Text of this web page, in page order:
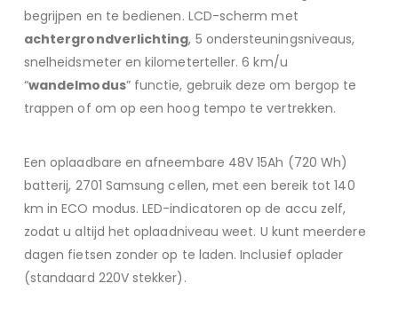
begrijpen en te bedienen. LCD-scherm met
achtergrondverlichting, 5 ondersteuningsniveaus,
snelheidsmeter en kilometerteller. 6 km/u
“wandelmodus” functie, gebruik deze om bergop te
trappen of om op een hoog tempo te vertrekken.
Een oplaadbare en afneembare 48V 15Ah (720 Wh)
batterij, 2701 Samsung cellen, met een bereik tot 140
km in ECO modus. LED-indicatoren op de accu zelf,
zodat u altijd het oplaadniveau weet. U kunt meerdere
dagen fietsen zonder op te laden. Inclusief oplader
(standaard 220V stekker).